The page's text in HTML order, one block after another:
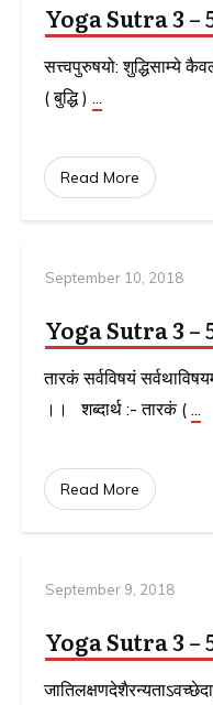
Yoga Sutra 3 –
सत्त्वपुरुषयो: शुद्धिसाम्ये
( बुद्धि ) ...
Read More
September 10, 2018
Yoga Sutra 3 –
तारकं सर्वविषयं
।। शब्दार्थ :- तारकं ( ...
Read More
September 9, 2018
Yoga Sutra 3 –